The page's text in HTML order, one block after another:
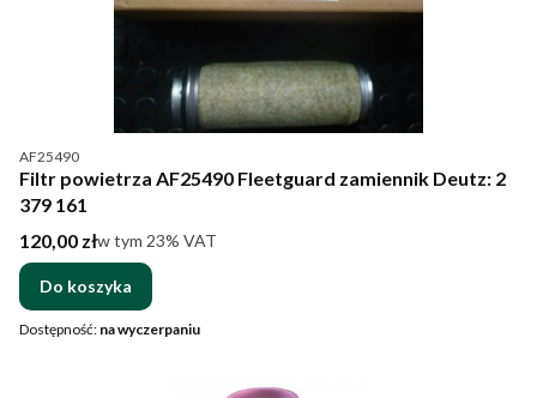
Kod produktu
AF25490
Filtr powietrza AF25490 Fleetguard zamiennik Deutz: 2
379 161
Cena brutto
120,00 złw tym %s VAT
w tym 23% VAT
Do koszyka
Dostępność: na wyczerpaniu